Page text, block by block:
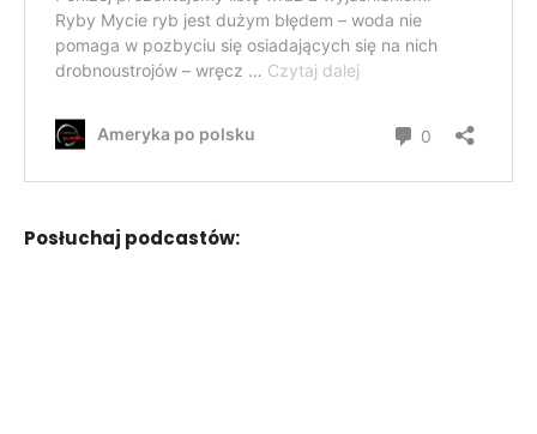
Posłuchaj podcastów: